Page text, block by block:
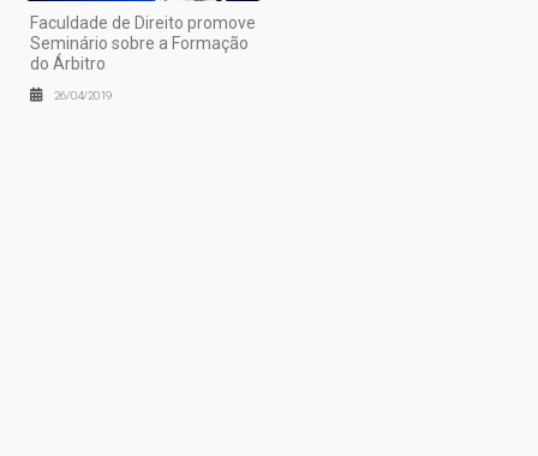
Faculdade de Direito promove
Seminário sobre a Formação
do Árbitro
26/04/2019